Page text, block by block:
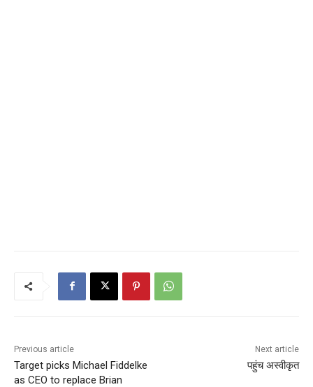
Previous article
Target picks Michael Fiddelke
as CEO to replace Brian
Next article
पहुंच अस्वीकृत